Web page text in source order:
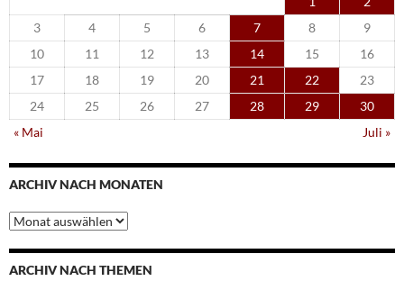
3
4 5 6 7 8
9
10
11 12 13 14 15
16
17
18 19 20 21 22
23
24
25 26 27 28 29
30
« Mai
Juli »
ARCHIV NACH MONATEN
Archiv
nach
Monaten
ARCHIV NACH THEMEN